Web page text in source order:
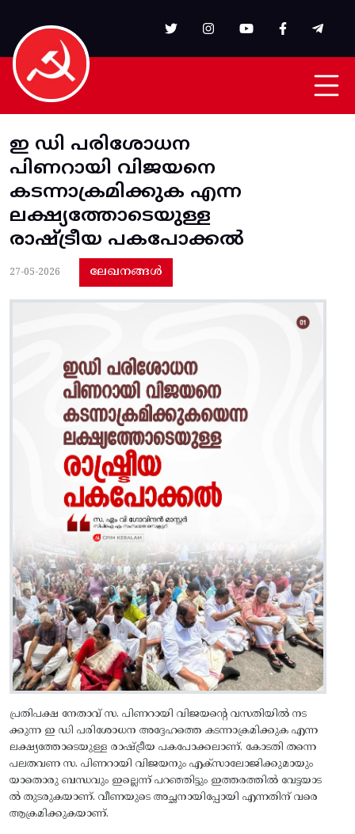
ഇ ഡി പരിശോധന
പിണറായി വിജയനെ
കടന്നാക്രമിക്കുക എന്ന
ലക്ഷ്യത്തോടെയുള്ള
രാഷ്ട്രീയ പകപോക്കൽ
27-05-2026 ലേഖനങ്ങൾ
പ്രതിപക്ഷ നേതാവ് സ. പിണറായി വിജയന്റെ വസതിയിൽ നട
ക്കുന്ന ഇ ഡി പരിശോധന അദ്ദേഹത്തെ കടന്നാക്രമിക്കുക എന്ന
ലക്ഷ്യത്തോടെയുള്ള രാഷ്ട്രീയ പകപോക്കലാണ്. കോടതി തന്നെ
പലതവണ സ. പിണറായി വിജയനും എക്‌സാലോജിക്കുമായും
യാതൊരു ബന്ധവും ഇല്ലെന്ന് പറഞ്ഞിട്ടും ഇത്തരത്തിൽ വേട്ടയാട
ൽ തുടരുകയാണ്. വീണയുടെ അച്ഛനായിപ്പോയി എന്നതിന് വരെ
ആക്രമിക്കുകയാണ്.